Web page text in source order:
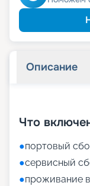
Описание
Что
●портовый
●сервисный
●проживание